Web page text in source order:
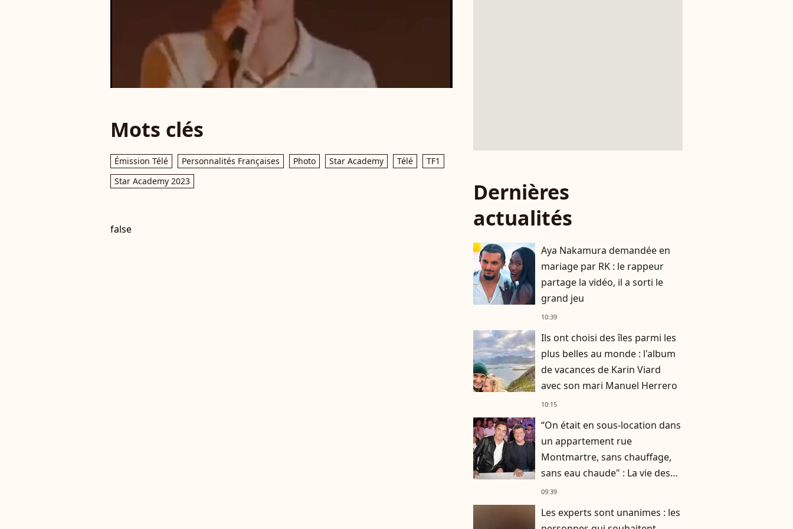
Mots clés
Émission Télé Personnalités Françaises Photo Star Academy Télé
TF1
Star Academy 2023
false
Dernières
actualités
Aya Nakamura demandée en
mariage par RK : le rappeur
partage la vidéo, il a sorti le
grand jeu
10:39
Ils ont choisi des îles parmi les
plus belles au monde : l'album
de vacances de Karin Viard
avec son mari Manuel Herrero
10:15
“On était en sous-location dans
un appartement rue
Montmartre, sans chauffage,
sans eau chaude" : La vie des
Chevaliers du Fiel avant le
09:39
Les experts sont unanimes : les